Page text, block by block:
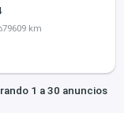
79609 km
1 a 30 anuncios